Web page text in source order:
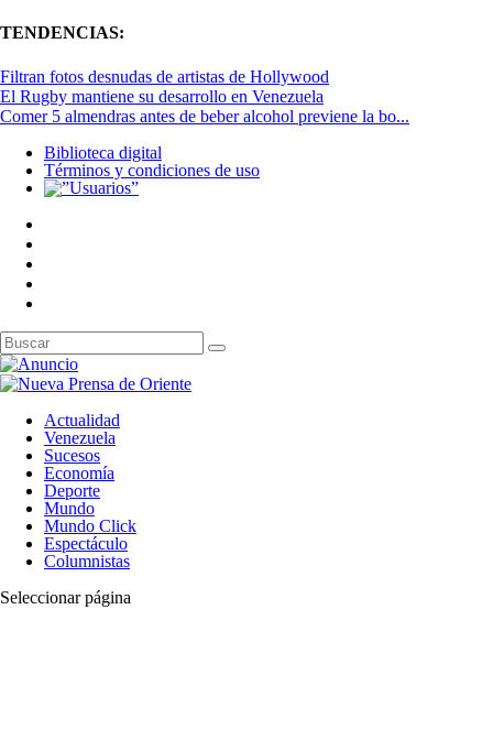
TENDENCIAS:
Filtran fotos desnudas de artistas de Hollywood
El Rugby mantiene su desarrollo en Venezuela
Comer 5 almendras antes de beber alcohol previene la bo...
Biblioteca digital
Términos y condiciones de uso
Actualidad
Venezuela
Sucesos
Economía
Deporte
Mundo
Mundo Click
Espectáculo
Columnistas
Seleccionar página